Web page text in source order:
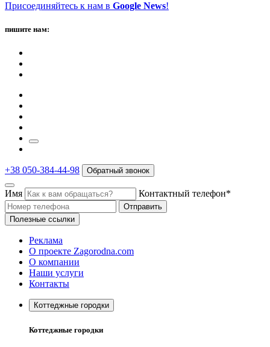
Присоединяйтесь к нам в Google News!
пишите нам:
+38 050-384-44-98 Обратный звонок
Имя Контактный телефон*
Отправить
Полезные ссылки
Реклама
О проекте Zagorodna.com
О компании
Наши услуги
Контакты
Коттеджные городки
Коттеджные городки